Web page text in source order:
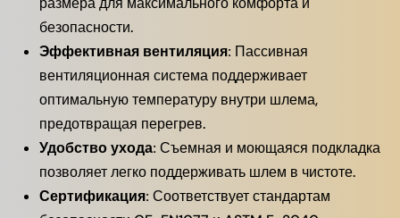
безопасности.
Эффективная вентиляция: Пассивная
вентиляционная система поддерживает
оптимальную температуру внутри шлема,
предотвращая перегрев.
Удобство ухода: Съемная и моющаяся подкладка
позволяет легко поддерживать шлем в чистоте.
Сертификация: Соответствует стандартам